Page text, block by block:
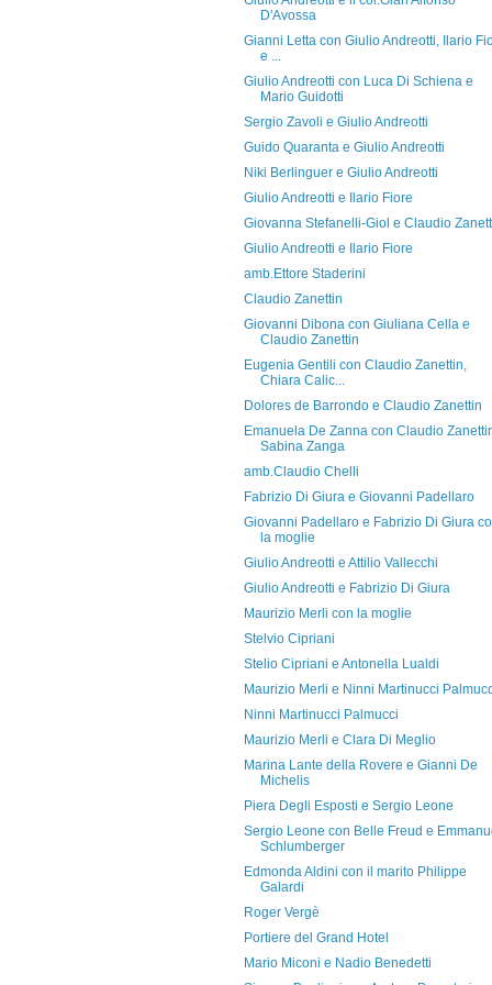
D'Avossa
Gianni Letta con Giulio Andreotti, Ilario
e ...
Giulio Andreotti con Luca Di Schiena e
Mario Guidotti
Sergio Zavoli e Giulio Andreotti
Guido Quaranta e Giulio Andreotti
Niki Berlinguer e Giulio Andreotti
Giulio Andreotti e Ilario Fiore
Giovanna Stefanelli-Giol e Claudio
Giulio Andreotti e Ilario Fiore
amb.Ettore Staderini
Claudio Zanettin
Giovanni Dibona con Giuliana Cella e
Claudio Zanettin
Eugenia Gentili con Claudio Zanettin,
Chiara Calic...
Dolores de Barrondo e Claudio Zanettin
Emanuela De Zanna con Claudio
Sabina Zanga
amb.Claudio Chelli
Fabrizio Di Giura e Giovanni Padellaro
Giovanni Padellaro e Fabrizio Di Giura
la moglie
Giulio Andreotti e Attilio Vallecchi
Giulio Andreotti e Fabrizio Di Giura
Maurizio Merli con la moglie
Stelvio Cipriani
Stelio Cipriani e Antonella Lualdi
Maurizio Merli e Ninni Martinucci
Ninni Martinucci Palmucci
Maurizio Merli e Clara Di Meglio
Marina Lante della Rovere e Gianni De
Michelis
Piera Degli Esposti e Sergio Leone
Sergio Leone con Belle Freud e
Schlumberger
Edmonda Aldini con il marito Philippe
Galardi
Roger Vergè
Portiere del Grand Hotel
Mario Miconi e Nadio Benedetti